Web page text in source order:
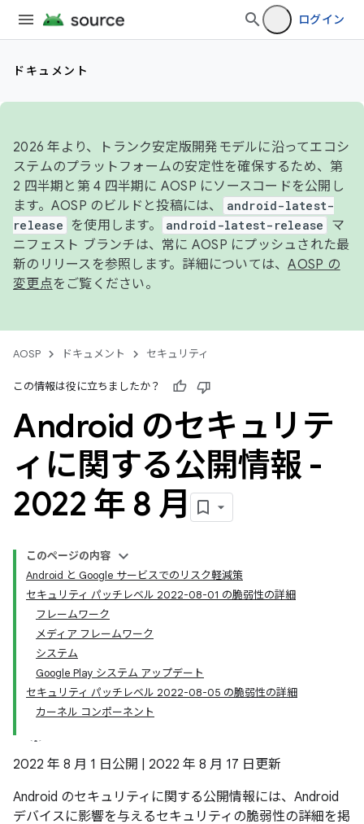
ログイン
ドキュメント
2026 年より、トランク安定版開発モデルに沿ってエコシ
ステムのプラットフォームの安定性を確保するため、第
2 四半期と第 4 四半期に AOSP にソースコードを公開し
ます。AOSP のビルドと投稿には、
android-latest-
release
を使用します。 android-latest-release
マ
ニフェスト ブランチは、常に AOSP にプッシュされた最
新のリリースを参照します。詳細については、AOSP の
変更点をご覧ください。
AOSP ドキュメント セキュリティ
この情報は役に立ちましたか？
Android のセキュリテ
ィに関する公開情報 -
2022 年 8 月
このページの内容
Android と Google サービスでのリスク軽減策
セキュリティ パッチレベル 2022-08-01 の脆弱性の詳細
フレームワーク
メディア フレームワーク
システム
Google Play システム アップデート
セキュリティ パッチレベル 2022-08-05 の脆弱性の詳細
カーネル コンポーネント
2022 年 8 月 1 日公開 | 2022 年 8 月 17 日更新
Android のセキュリティに関する公開情報には、Android
デバイスに影響を与えるセキュリティの脆弱性の詳細を掲